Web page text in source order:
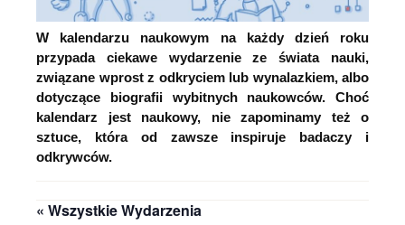
W kalendarzu naukowym na każdy dzień roku
przypada ciekawe wydarzenie ze świata nauki,
związane wprost z odkryciem lub wynalazkiem, albo
dotyczące biografii wybitnych naukowców. Choć
kalendarz jest naukowy, nie zapominamy też o
sztuce, która od zawsze inspiruje badaczy i
odkrywców.
« Wszystkie Wydarzenia